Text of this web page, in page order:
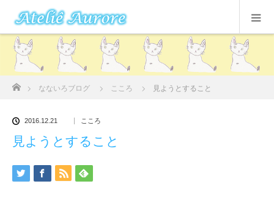
ホーム
なないろブログ こころ 見ようとすること
2016.12.21 こころ
見ようとすること